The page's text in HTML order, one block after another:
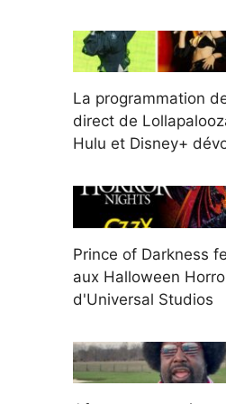
La programmation
direct de
Hulu et Disney+
Prince of Darkness
aux Halloween
d'Universal Studios